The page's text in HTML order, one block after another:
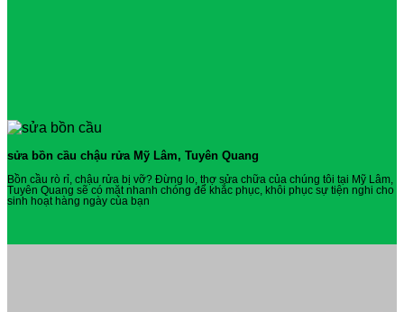
sửa bồn cầu chậu rửa Mỹ Lâm, Tuyên Quang
Bồn cầu rò rỉ, chậu rửa bị vỡ? Đừng lo, thợ sửa chữa của chúng tôi tại Mỹ Lâm,
Tuyên Quang sẽ có mặt nhanh chóng để khắc phục, khôi phục sự tiện nghi cho
sinh hoạt hàng ngày của bạn